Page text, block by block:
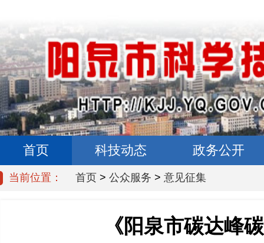
首页 科技动态 政务公开
当前位置： 首页 > 公众服务 > 意见征集
《阳泉市碳达峰